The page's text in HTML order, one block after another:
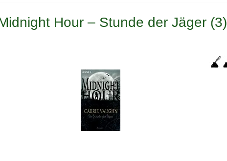
Hour – Stunde der Jäger (3)